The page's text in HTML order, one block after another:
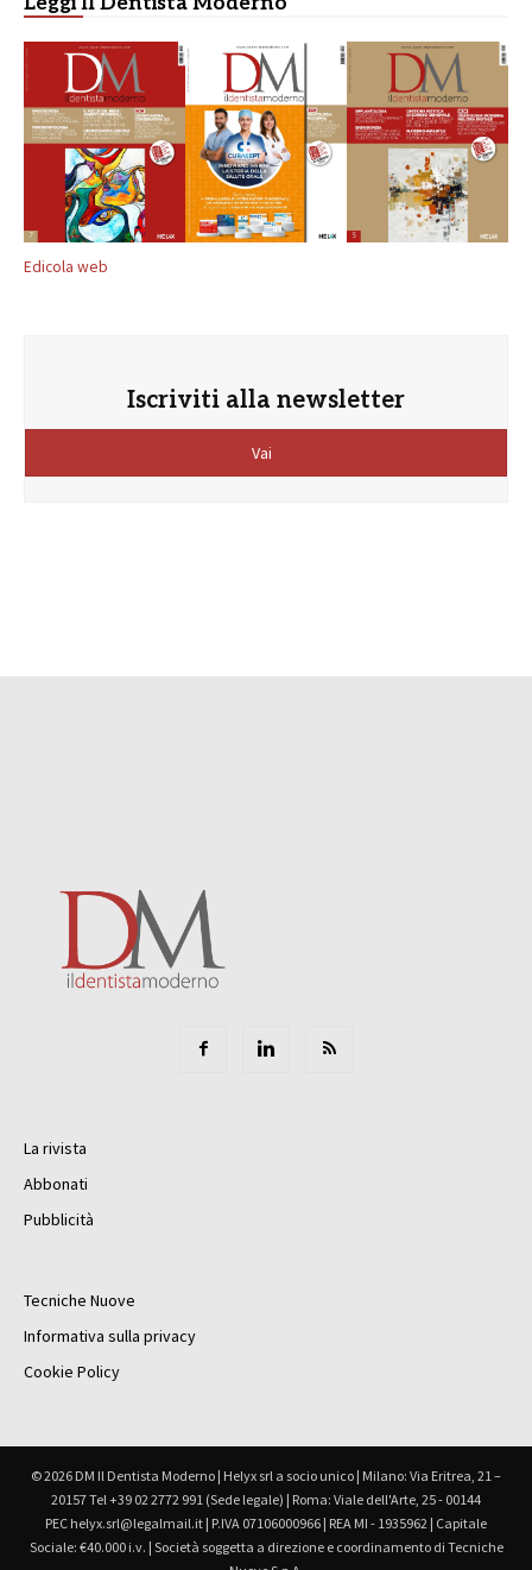
Edicola web
Iscriviti alla newsletter
Vai
La rivista
Abbonati
Pubblicità
Tecniche Nuove
Informativa sulla privacy
Cookie Policy
© 2026 DM Il Dentista Moderno | Helyx srl a socio unico | Milano: Via Eritrea, 21 –
20157 Tel +39 02 2772 991 (Sede legale) | Roma: Viale dell'Arte, 25 - 00144
PEC helyx.srl@legalmail.it | P.IVA 07106000966 | REA MI - 1935962 | Capitale
Sociale: €40.000 i.v. | Società soggetta a direzione e coordinamento di Tecniche